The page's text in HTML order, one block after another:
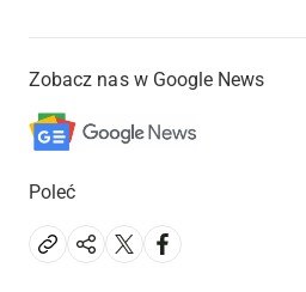
Zobacz nas w Google News
Poleć